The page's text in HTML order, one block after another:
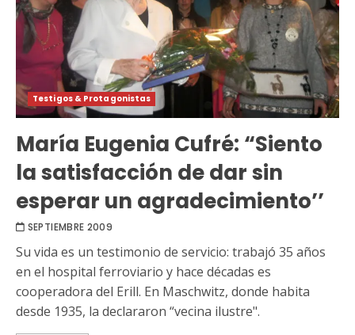
Testigos & Protagonistas
María Eugenia Cufré: “Siento
la satisfacción de dar sin
esperar un agradecimiento’’
SEPTIEMBRE 2009
Su vida es un testimonio de servicio: trabajó 35 años
en el hospital ferroviario y hace décadas es
cooperadora del Erill. En Maschwitz, donde habita
desde 1935, la declararon “vecina ilustre".